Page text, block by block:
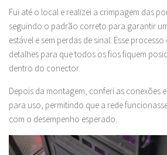
Fui até o local e realizei a crimpagem das
seguindo o padrão correto para garantir
estável e sem perdas de sinal. Esse
detalhes para que todos os fios fiquem
dentro do conector.
Depois da montagem, conferi as conexões
para uso, permitindo que a rede
com o desempenho esperado.